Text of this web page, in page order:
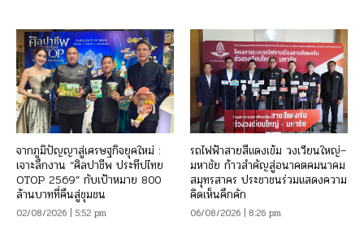
จากภูมิปัญญาสู่เศรษฐกิจยุคใหม่ :
เจาะลึกงาน “ศิลปาชีพ ประทีปไทย
OTOP 2569” กับเป้าหมาย 800
ล้านบาทที่คืนสู่ชุมชน
02/08/2026 | 5:52 pm
รถไฟฟ้าสายสีแดงเข้ม วงเวียนใหญ่–
มหาชัย ก้าวสำคัญสู่อนาคตคมนาคม
สมุทรสาคร ประชาชนร่วมแสดงความ
คิดเห็นคึกคัก
06/08/2026 | 8:26 pm